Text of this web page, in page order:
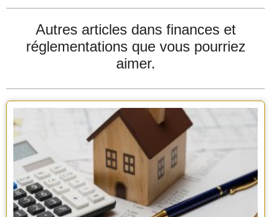
Autres articles dans finances et
réglementationsque vous pourriez
aimer.